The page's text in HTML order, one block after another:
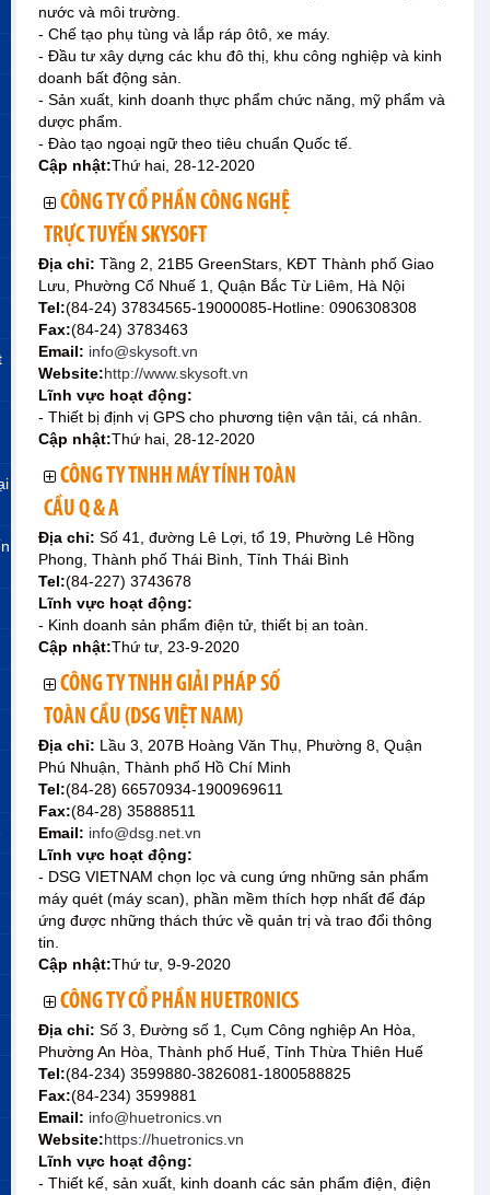
nước và môi trường.
- Chế tạo phụ tùng và lắp ráp ôtô, xe máy.
- Đầu tư xây dựng các khu đô thị, khu công nghiệp và kinh
doanh bất động sản.
- Sản xuất, kinh doanh thực phẩm chức năng, mỹ phẩm và
dược phẩm.
- Đào tạo ngoại ngữ theo tiêu chuẩn Quốc tế.
Cập nhật:Thứ hai, 28-12-2020
CÔNG TY CỔ PHẦN CÔNG NGHỆ
TRỰC TUYẾN SKYSOFT
Địa chỉ: Tầng 2, 21B5 GreenStars, KĐT Thành phố Giao
Lưu, Phường Cổ Nhuế 1, Quận Bắc Từ Liêm, Hà Nội
Tel:(84-24) 37834565-19000085-Hotline: 0906308308
Fax:(84-24) 3783463
Email: info@skysoft.vn
Website:http://www.skysoft.vn
Lĩnh vực hoạt động:
- Thiết bị định vị GPS cho phương tiện vận tải, cá nhân.
Cập nhật:Thứ hai, 28-12-2020
CÔNG TY TNHH MÁY TÍNH TOÀN
CẦU Q & A
Địa chỉ: Số 41, đường Lê Lợi, tổ 19, Phường Lê Hồng
Phong, Thành phố Thái Bình, Tỉnh Thái Bình
Tel:(84-227) 3743678
Lĩnh vực hoạt động:
- Kinh doanh sản phẩm điện tử, thiết bị an toàn.
Cập nhật:Thứ tư, 23-9-2020
CÔNG TY TNHH GIẢI PHÁP SỐ
TOÀN CẦU (DSG VIỆT NAM)
Địa chỉ: Lầu 3, 207B Hoàng Văn Thụ, Phường 8, Quận
Phú Nhuận, Thành phố Hồ Chí Minh
Tel:(84-28) 66570934-1900969611
Fax:(84-28) 35888511
Email: info@dsg.net.vn
Lĩnh vực hoạt động:
- DSG VIETNAM chọn lọc và cung ứng những sản phẩm
máy quét (máy scan), phần mềm thích hợp nhất để đáp
ứng được những thách thức về quản trị và trao đổi thông
tin.
Cập nhật:Thứ tư, 9-9-2020
CÔNG TY CỔ PHẦN HUETRONICS
Địa chỉ: Số 3, Đường số 1, Cụm Công nghiệp An Hòa,
Phường An Hòa, Thành phố Huế, Tỉnh Thừa Thiên Huế
Tel:(84-234) 3599880-3826081-1800588825
Fax:(84-234) 3599881
Email: info@huetronics.vn
Website:https://huetronics.vn
Lĩnh vực hoạt động:
- Thiết kế, sản xuất, kinh doanh các sản phẩm điện, điện